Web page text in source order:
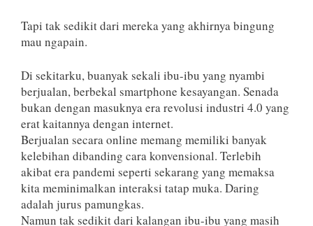
Tapi tak sedikit dari mereka yang akhirnya bingung
mau ngapain.
Di sekitarku, buanyak sekali ibu-ibu yang nyambi
berjualan, berbekal smartphone kesayangan. Senada
bukan dengan masuknya era revolusi industri 4.0 yang
erat kaitannya dengan internet.
Berjualan secara online memang memiliki banyak
kelebihan dibanding cara konvensional. Terlebih
akibat era pandemi seperti sekarang yang memaksa
kita meminimalkan interaksi tatap muka. Daring
adalah jurus pamungkas.
Namun tak sedikit dari kalangan ibu-ibu yang masih